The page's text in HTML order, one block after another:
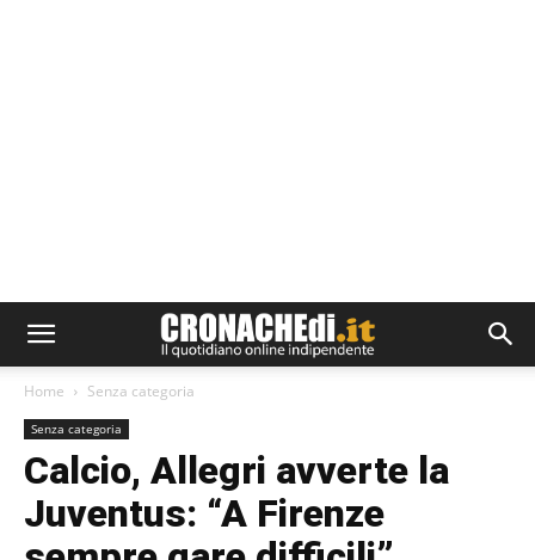
Home Senza categoria
Senza categoria
Calcio, Allegri avverte la
Juventus: “A Firenze